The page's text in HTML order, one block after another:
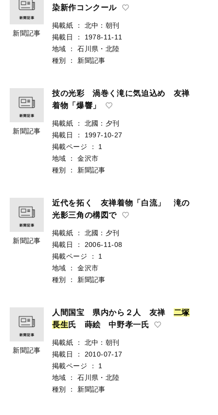
新聞記事
染新作コンクール
掲載紙 ：
北中：朝刊
掲載日
：
1978-11-11
地域
：
石川県・北陸
種別
： 新聞記事
新聞記事
技の光彩 渦巻く滝に気迫込め 友禅
着物「爆響」
掲載紙 ：
北國：夕刊
掲載日
：
1997-10-27
掲載ページ
：
1
地域
：
金沢市
種別
： 新聞記事
新聞記事
近代を拓く 友禅着物「白流」 滝の
光影三角の構図で
掲載紙 ：
北國：夕刊
掲載日
：
2006-11-08
掲載ページ
：
1
地域
：
金沢市
種別
： 新聞記事
新聞記事
人間国宝 県内から２人 友禅 二塚
長生 氏 蒔絵 中野孝一氏
掲載紙 ：
北中：朝刊
掲載日
：
2010-07-17
掲載ページ
：
1
地域
：
石川県・北陸
種別
： 新聞記事